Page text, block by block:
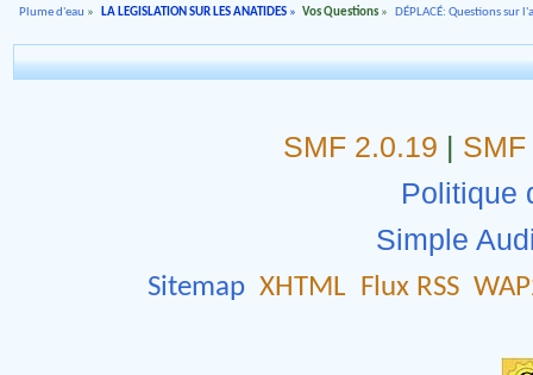
Plume d'eau » LA LEGISLATION SUR LES ANATIDES» Vos Questions » DÉPLACÉ: Questions sur
SMF 2.0.19 |
Politique
Simple
Sitemap XHTML Flux RSS